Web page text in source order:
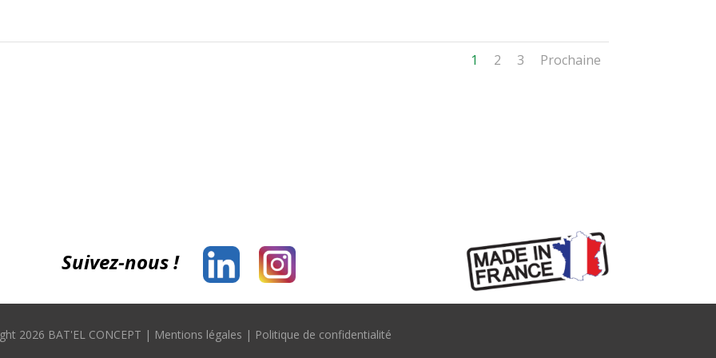
1 2 3 Prochaine
Suivez-nous !
2026 BAT'EL CONCEPT | Mentions légales | Politique de confidentialité